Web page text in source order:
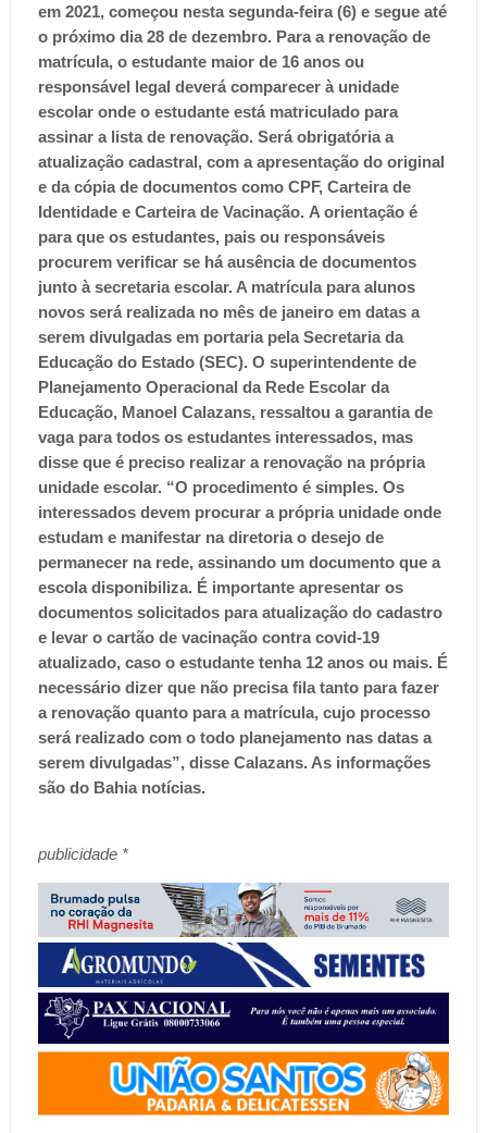
em 2021, começou nesta segunda-feira (6) e segue até
o próximo dia 28 de dezembro. Para a renovação de
matrícula, o estudante maior de 16 anos ou
responsável legal deverá comparecer à unidade
escolar onde o estudante está matriculado para
assinar a lista de renovação. Será obrigatória a
atualização cadastral, com a apresentação do original
e da cópia de documentos como CPF, Carteira de
Identidade e Carteira de Vacinação. A orientação é
para que os estudantes, pais ou responsáveis
procurem verificar se há ausência de documentos
junto à secretaria escolar. A matrícula para alunos
novos será realizada no mês de janeiro em datas a
serem divulgadas em portaria pela Secretaria da
Educação do Estado (SEC). O superintendente de
Planejamento Operacional da Rede Escolar da
Educação, Manoel Calazans, ressaltou a garantia de
vaga para todos os estudantes interessados, mas
disse que é preciso realizar a renovação na própria
unidade escolar. “O procedimento é simples. Os
interessados devem procurar a própria unidade onde
estudam e manifestar na diretoria o desejo de
permanecer na rede, assinando um documento que a
escola disponibiliza. É importante apresentar os
documentos solicitados para atualização do cadastro
e levar o cartão de vacinação contra covid-19
atualizado, caso o estudante tenha 12 anos ou mais. É
necessário dizer que não precisa fila tanto para fazer
a renovação quanto para a matrícula, cujo processo
será realizado com o todo planejamento nas datas a
serem divulgadas”, disse Calazans. As informações
são do Bahia notícias.
publicidade *